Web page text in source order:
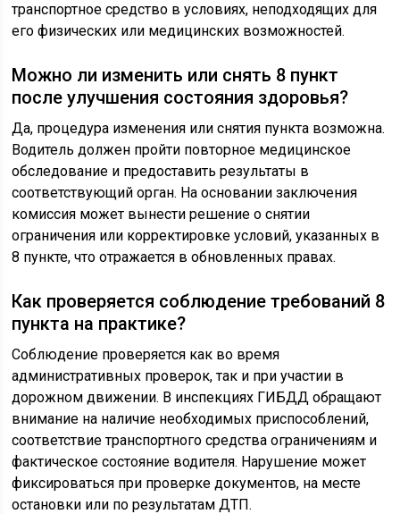
транспортное средство в условиях, неподходящих для
его физических или медицинских возможностей.
Можно ли изменить или снять 8 пункт
после улучшения состояния здоровья?
Да, процедура изменения или снятия пункта возможна.
Водитель должен пройти повторное медицинское
обследование и предоставить результаты в
соответствующий орган. На основании заключения
комиссия может вынести решение о снятии
ограничения или корректировке условий, указанных в
8 пункте, что отражается в обновленных правах.
Как проверяется соблюдение требований 8
пункта на практике?
Соблюдение проверяется как во время
административных проверок, так и при участии в
дорожном движении. В инспекциях ГИБДД обращают
внимание на наличие необходимых приспособлений,
соответствие транспортного средства ограничениям и
фактическое состояние водителя. Нарушение может
фиксироваться при проверке документов, на месте
остановки или по результатам ДТП.